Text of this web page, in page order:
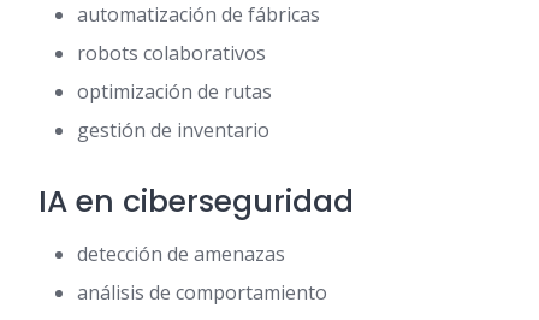
automatización de fábricas
robots colaborativos
optimización de rutas
gestión de inventario
IA en ciberseguridad
detección de amenazas
análisis de comportamiento